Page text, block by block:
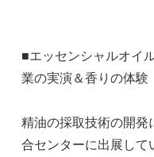
■エッセンシャルオイ
業の実演＆香りの体験
精油の採取技術の開
合センターに出展して